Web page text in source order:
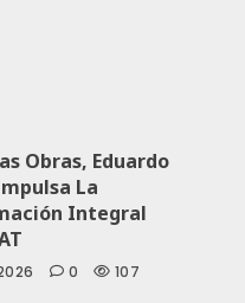
Obras, Eduardo
La
Integral
0 107